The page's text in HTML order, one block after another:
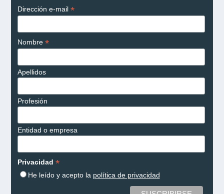
Dirección e-mail *
Nombre *
Apellidos
Profesión
Entidad o empresa
Privacidad *
He leído y acepto la política de privacidad